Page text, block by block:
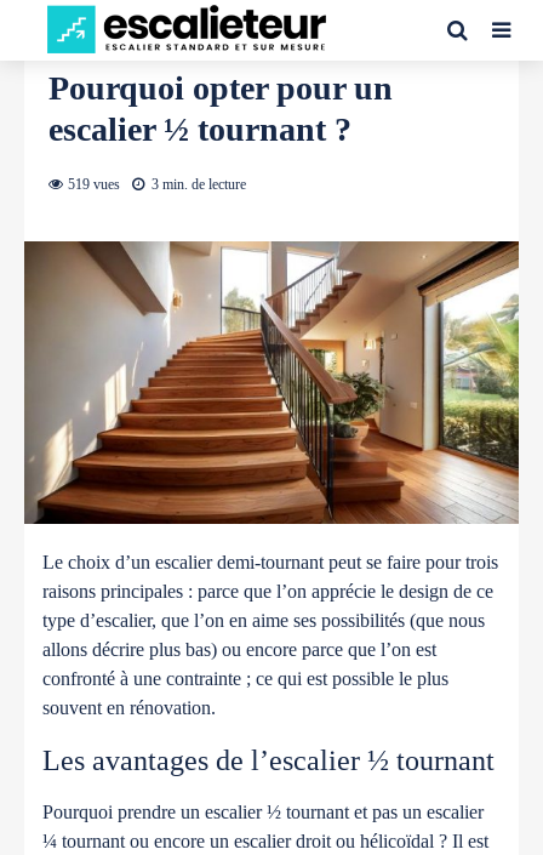
GUIDE
Pourquoi opter pour un
escalier ½ tournant ?
519 vues 3 min. de lecture
Le choix d’un escalier demi-tournant peut se faire pour trois
raisons principales : parce que l’on apprécie le design de ce
type d’escalier, que l’on en aime ses possibilités (que nous
allons décrire plus bas) ou encore parce que l’on est
confronté à une contrainte ; ce qui est possible le plus
souvent en rénovation.
Les avantages de l’escalier ½ tournant
Pourquoi prendre un escalier ½ tournant et pas un escalier
¼ tournant ou encore un escalier droit ou hélicoïdal ? Il est